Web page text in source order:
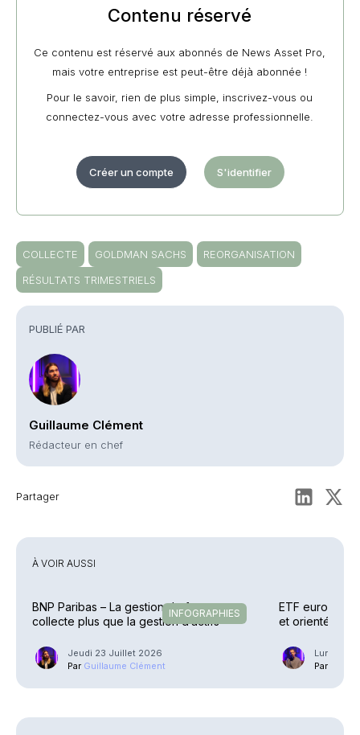
PUBLIÉ PAR
Guillaume Clément
Rédacteur en chef
Partager
Contenu réservé
Ce contenu est réservé aux abonnés de News Asset Pro,
mais votre entreprise est peut-être déjà abonnée !
Pour le savoir, rien de plus simple, inscrivez-vous ou
connectez-vous avec votre adresse professionnelle.
Créer un compte S'identifier
COLLECTE GOLDMAN SACHS
REORGANISATION
RÉSULTATS TRIMESTRIELS
À VOIR AUSSI
INFOGRAPHIES
BNP Paribas – La gestion de fortune
collecte plus que la gestion d’actifs
Jeudi 23 Juillet 2026
Par Guillaume Clément
ETF
et orientés
Lundi 13
Par